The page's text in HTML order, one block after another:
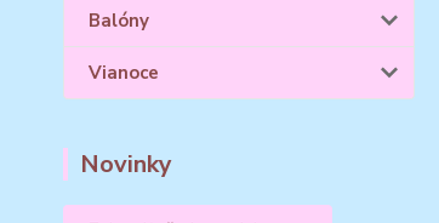
Balóny
Vianoce
Novinky